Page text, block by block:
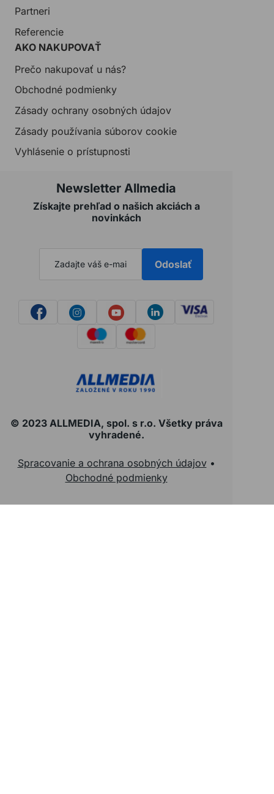
Partneri
Referencie
AKO NAKUPOVAŤ
Prečo nakupovať u nás?
Obchodné podmienky
Zásady ochrany osobných údajov
Zásady používania súborov cookie
Vyhlásenie o prístupnosti
Newsletter Allmedia
Získajte prehľad o našich akciách a
novinkách
Odoslať
© 2023 ALLMEDIA, spol. s r.o. Všetky práva
vyhradené.
Spracovanie a ochrana osobných údajov•
Obchodné podmienky